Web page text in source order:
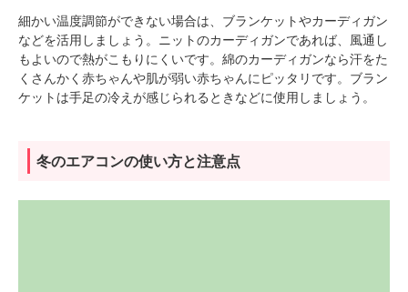
細かい温度調節ができない場合は、ブランケットやカーディガン
などを活用しましょう。ニットのカーディガンであれば、風通し
もよいので熱がこもりにくいです。綿のカーディガンなら汗をた
くさんかく赤ちゃんや肌が弱い赤ちゃんにピッタリです。ブラン
ケットは手足の冷えが感じられるときなどに使用しましょう。
冬のエアコンの使い方と注意点